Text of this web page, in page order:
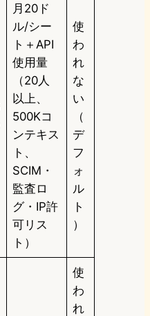
月20ド
ル/シー
ト＋API
使用量
（20人
以上、
500Kコ
ンテキス
ト、
SCIM・
監査ロ
グ・IP許
可リス
ト）
使
わ
れ
な
い
（
デ
フ
ォ
ル
ト
）
使
わ
れ